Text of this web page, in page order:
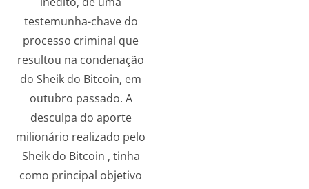
testemunha-chave do
processo criminal que
resultou na condenação
do Sheik do Bitcoin, em
outubro passado. A
desculpa do aporte
milionário realizado pelo
Sheik do Bitcoin , tinha
como principal objetivo